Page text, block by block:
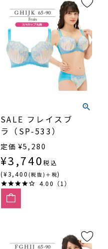
SALE フレイスブ
ラ（SP-533）
定価 ¥5,280
¥3,740 税込
(¥3,400 (税抜)＋税)
4.00（1）